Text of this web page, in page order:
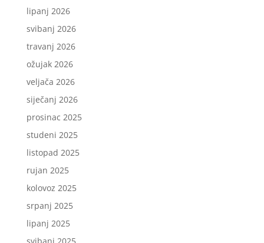
lipanj 2026
svibanj 2026
travanj 2026
ožujak 2026
veljača 2026
siječanj 2026
prosinac 2025
studeni 2025
listopad 2025
rujan 2025
kolovoz 2025
srpanj 2025
lipanj 2025